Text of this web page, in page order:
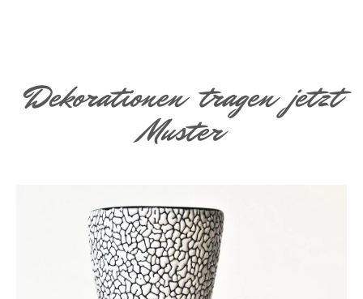
Dekorationen tragen jetzt
Muster